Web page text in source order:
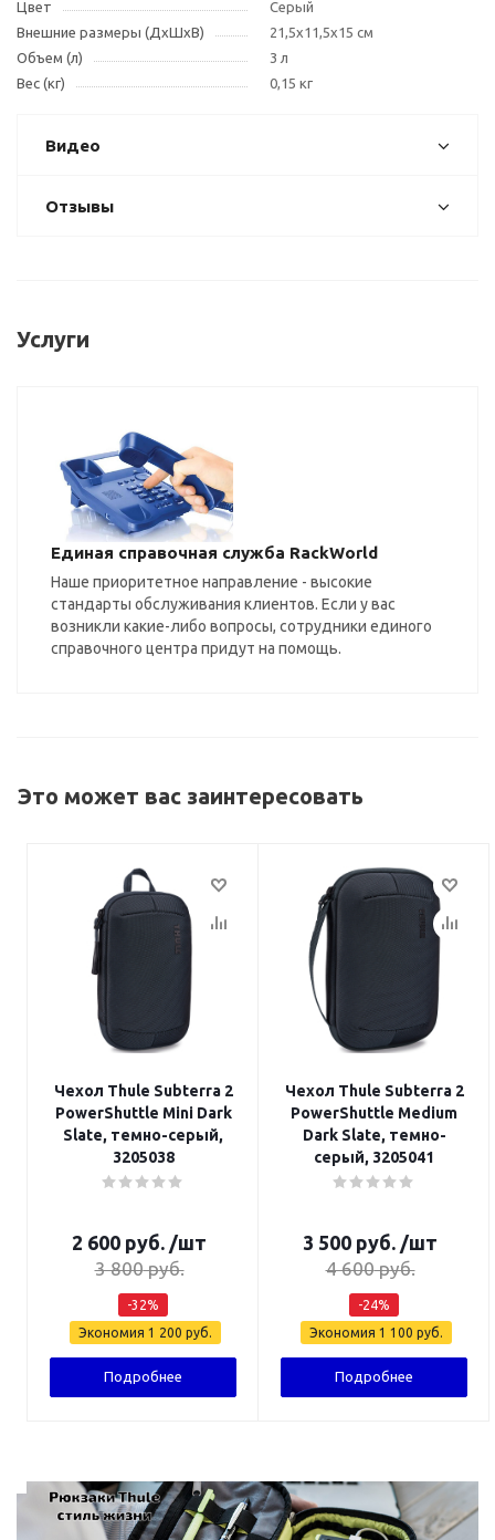
Цвет
Cерый
Внешние размеры (ДxШxВ)
21,5x11,5x15 см
Объем (л)
3 л
Вес (кг)
0,15 кг
Видео
Отзывы
Услуги
Единая справочная служба RackWorld
Наше приоритетное направление - высокие
стандарты обслуживания клиентов. Если у вас
возникли какие-либо вопросы, сотрудники единого
справочного центра придут на помощь.
Это может вас заинтересовать
Чехол Thule Subterra 2
PowerShuttle Mini Dark
Slate, темно-серый,
3205038
2 600 руб. /шт
3 800руб.
-32%
Экономия 1 200 руб.
Подробнее
Чехол Thule Subterra 2
PowerShuttle Medium
Dark Slate, темно-
серый, 3205041
3 500 руб. /шт
4 600руб.
-24%
Экономия 1 100 руб.
Подробнее